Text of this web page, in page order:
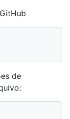
de